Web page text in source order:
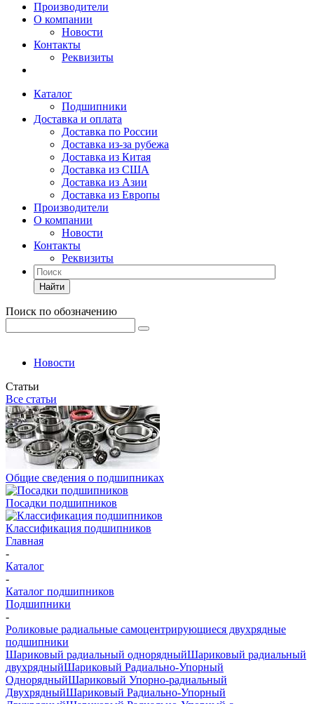
Производители
О компании
Новости
Контакты
Реквизиты
Каталог
Подшипники
Доставка и оплата
Доставка по России
Доставка из-за рубежа
Доставка из Китая
Доставка из США
Доставка из Азии
Доставка из Европы
Производители
О компании
Новости
Контакты
Реквизиты
Найти
Поиск по обозначению
Новости
Статьи
Все статьи
Общие сведения о подшипниках
Посадки подшипников
Классификация подшипников
Главная
-
Каталог
-
Каталог подшипников
Подшипники
-
Роликовые радиальные самоцентрирующиеся двухрядные
подшипники
Шариковый радиальный однорядныйШариковый радиальный
двухрядныйШариковый Радиально-Упорный
ОднорядныйШариковый Упорно-радиальный
ДвухрядныйШариковый Радиально-Упорный